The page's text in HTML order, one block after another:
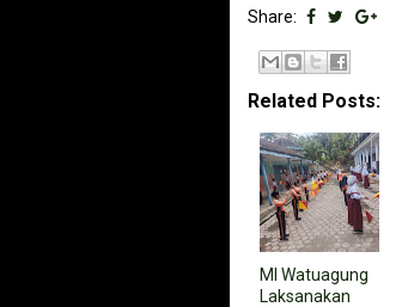
Share:
Related Posts:
MI Watuagung
Laksanakan